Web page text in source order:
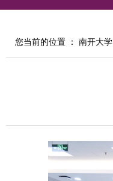
您当前的位置 ： 南开大学